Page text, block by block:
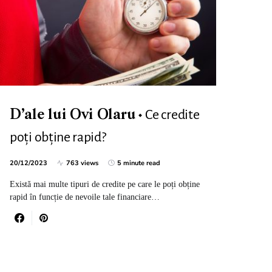
D’ale lui Ovi Olaru
Ce credite
poți obține rapid?
20/12/2023 763 views 5 minute read
Există mai multe tipuri de credite pe care le poți obține
rapid în funcție de nevoile tale financiare…